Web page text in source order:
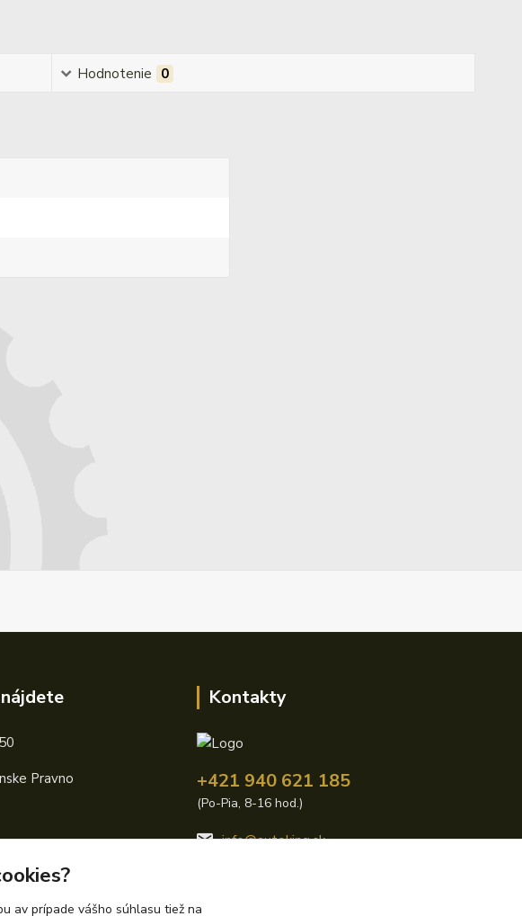
Hodnotenie 0
Pravno
Kontakty
+421 940 621 185
(Po-Pia, 8-16 hod.)
info@autoking.sk
av prípade vášho súhlasu tiež na